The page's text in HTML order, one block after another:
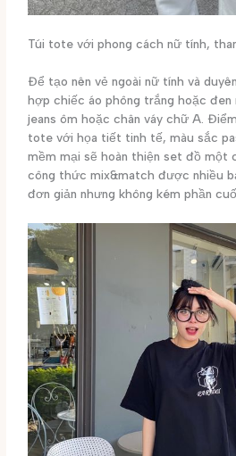
Túi tote với phong cách nữ tính,
Để tạo nên vẻ ngoài nữ tính và
hợp chiếc áo phông trắng hoặc đen
jeans ôm hoặc chân váy chữ A.
tote với họa tiết tinh tế, màu sắc
mềm mại sẽ hoàn thiện set đồ một
công thức mix&match được nhiều
đơn giản nhưng không kém phần